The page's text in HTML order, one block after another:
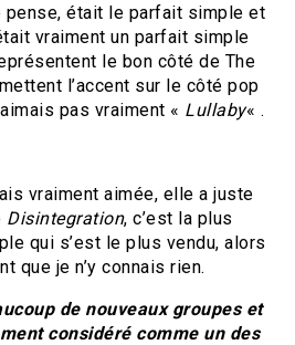
pense, était le parfait simple et
vraiment un parfait simple
le bon côté de The
l’accent sur le côté pop
pas vraiment « Lullaby« .
vraiment aimée, elle a juste
Disintegration, c’est la plus
qui s’est le plus vendu, alors
que je n’y connais rien.
de nouveaux groupes et
considéré comme un des